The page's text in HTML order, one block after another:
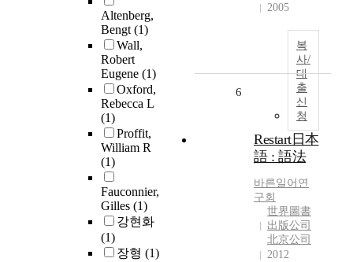
Altenberg,
Bengt(1)
Wall,
Robert
Eugene (1)
Oxford,
Rebecca L
(1)
Proffit,
William R
(1)
Fauconnier,
Gilles (1)
강현화
(1)
장형 (1)
2005
복
사/
대
출
신
청
6
Restart日本
語 : 語法
바른일어연
구회
世界圖書
出版公司
北京公司
2012